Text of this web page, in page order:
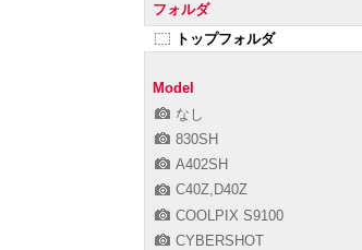
フォルダ
トップフォルダ
Model
なし
830SH
A402SH
C40Z,D40Z
COOLPIX S9100
CYBERSHOT